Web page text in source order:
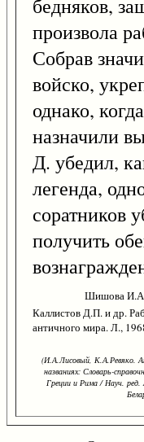
бедняков,
произвола
Собрав
войско,
однако,
назначили
Д. убедил,
легенда,
соратников
получить
Шишова И.А.
Каллистов Д.П. и др.
античного мира. Л.,
(И.А.Лисовый, К.А.Ревяко.
названиях: Словарь-
Греции и Рима / Науч.